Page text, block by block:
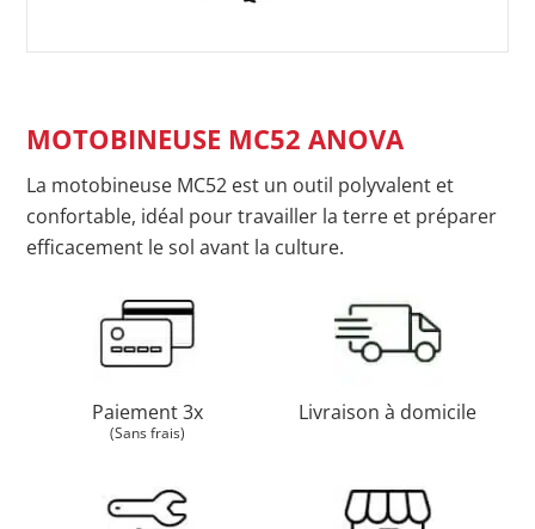
MOTOBINEUSE MC52 ANOVA
La motobineuse MC52 est un outil polyvalent et
confortable, idéal pour travailler la terre et préparer
efficacement le sol avant la culture.
Paiement 3x
(Sans frais)
Livraison à domicile